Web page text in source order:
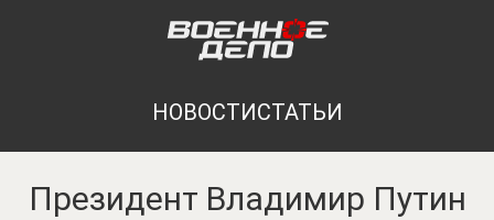
НОВОСТИСТАТЬИ
Президент Владимир Путин